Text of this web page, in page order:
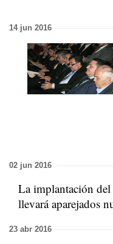
14 jun 2016
02 jun 2016
La implantación del
llevará aparejados
23 abr 2016